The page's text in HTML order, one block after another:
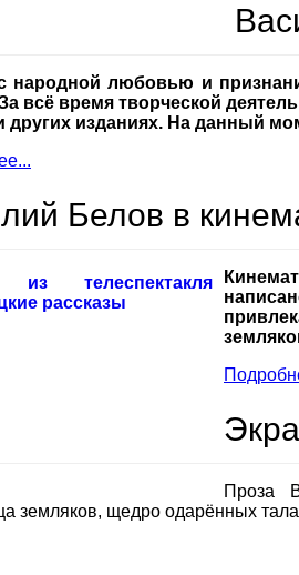
народной любовью и
всё время творческой
и других изданиях. На данный
Белов в
Проза
земляков, щедро одарённых